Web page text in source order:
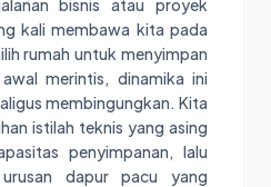
bisnis atau proyek
kali membawa kita pada
rumah untuk menyimpan
merintis, dinamika ini
membingungkan. Kita
istilah teknis yang asing
penyimpanan, lalu
dapur pacu yang